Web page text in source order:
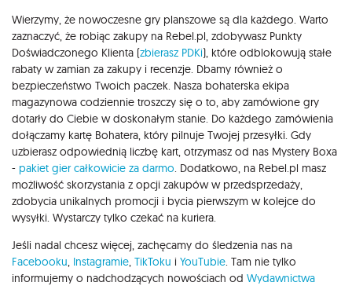
Wierzymy, że nowoczesne gry planszowe są dla każdego. Warto
zaznaczyć, że robiąc zakupy na Rebel.pl, zdobywasz Punkty
Doświadczonego Klienta (zbierasz PDKi), które odblokowują stałe
rabaty w zamian za zakupy i recenzje. Dbamy również o
bezpieczeństwo Twoich paczek. Nasza bohaterska ekipa
magazynowa codziennie troszczy się o to, aby zamówione gry
dotarły do Ciebie w doskonałym stanie. Do każdego zamówienia
dołączamy kartę Bohatera, który pilnuje Twojej przesyłki. Gdy
uzbierasz odpowiednią liczbę kart, otrzymasz od nas Mystery Boxa
- pakiet gier całkowicie za darmo. Dodatkowo, na Rebel.pl masz
możliwość skorzystania z opcji zakupów w przedsprzedaży,
zdobycia unikalnych promocji i bycia pierwszym w kolejce do
wysyłki. Wystarczy tylko czekać na kuriera.
Jeśli nadal chcesz więcej, zachęcamy do śledzenia nas na
Facebooku, Instagramie, TikToku i YouTubie. Tam nie tylko
informujemy o nadchodzących nowościach od Wydawnictwa